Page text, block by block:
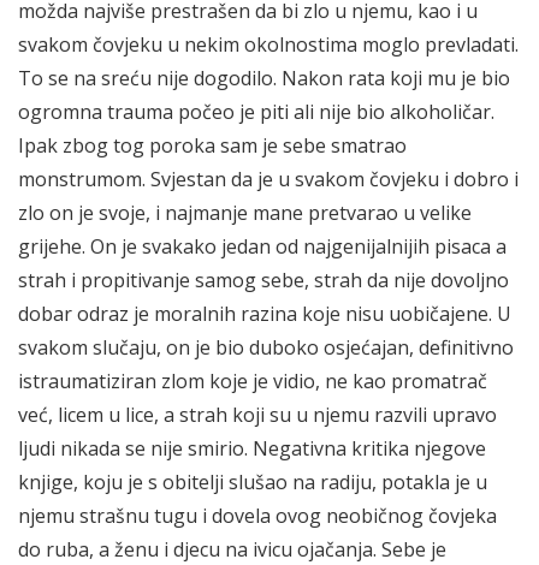
možda najviše prestrašen da bi zlo u njemu, kao i u
svakom čovjeku u nekim okolnostima moglo prevladati.
To se na sreću nije dogodilo. Nakon rata koji mu je bio
ogromna trauma počeo je piti ali nije bio alkoholičar.
Ipak zbog tog poroka sam je sebe smatrao
monstrumom. Svjestan da je u svakom čovjeku i dobro i
zlo on je svoje, i najmanje mane pretvarao u velike
grijehe. On je svakako jedan od najgenijalnijih pisaca a
strah i propitivanje samog sebe, strah da nije dovoljno
dobar odraz je moralnih razina koje nisu uobičajene. U
svakom slučaju, on je bio duboko osjećajan, definitivno
istraumatiziran zlom koje je vidio, ne kao promatrač
već, licem u lice, a strah koji su u njemu razvili upravo
ljudi nikada se nije smirio. Negativna kritika njegove
knjige, koju je s obitelji slušao na radiju, potakla je u
njemu strašnu tugu i dovela ovog neobičnog čovjeka
do ruba, a ženu i djecu na ivicu ojačanja. Sebe je